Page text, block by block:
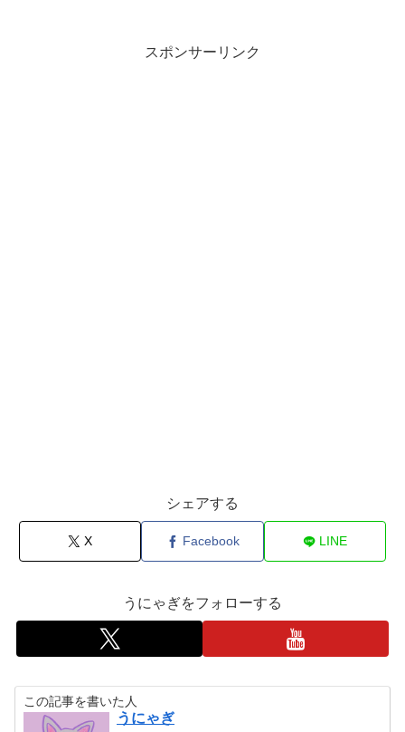
スポンサーリンク
シェアする
X Facebook LINE
うにゃぎをフォローする
この記事を書いた人
うにゃぎ